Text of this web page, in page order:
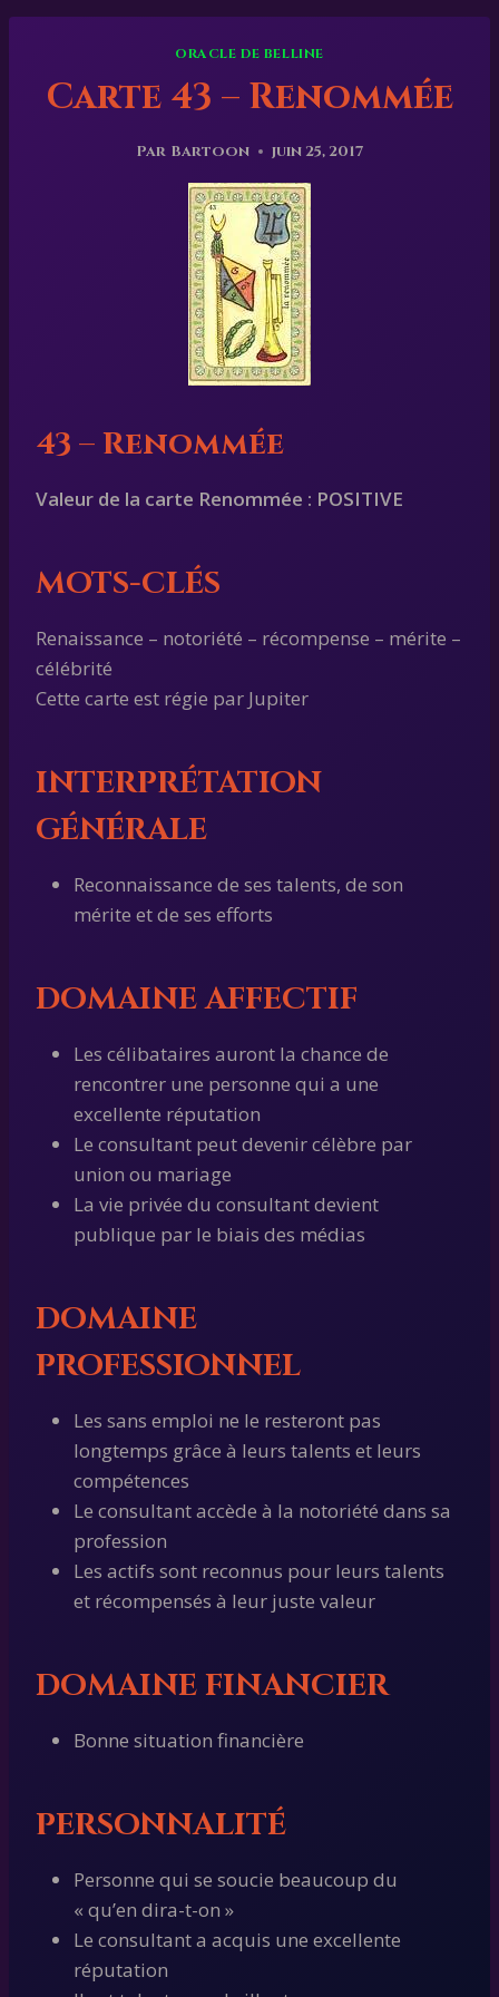
ORACLE DE BELLINE
Carte 43 – Renommée
Par Bartoon juin 25, 2017
43 – Renommée
Valeur de la carte Renommée : POSITIVE
MOTS-CLÉS
Renaissance – notoriété – récompense – mérite –
célébrité
Cette carte est régie par Jupiter
INTERPRÉTATION
GÉNÉRALE
Reconnaissance de ses talents, de son
mérite et de ses efforts
DOMAINE AFFECTIF
Les célibataires auront la chance de
rencontrer une personne qui a une
excellente réputation
Le consultant peut devenir célèbre par
union ou mariage
La vie privée du consultant devient
publique par le biais des médias
DOMAINE
PROFESSIONNEL
Les sans emploi ne le resteront pas
longtemps grâce à leurs talents et leurs
compétences
Le consultant accède à la notoriété dans sa
profession
Les actifs sont reconnus pour leurs talents
et récompensés à leur juste valeur
DOMAINE FINANCIER
Bonne situation financière
PERSONNALITÉ
Personne qui se soucie beaucoup du
« qu’en dira-t-on »
Le consultant a acquis une excellente
réputation